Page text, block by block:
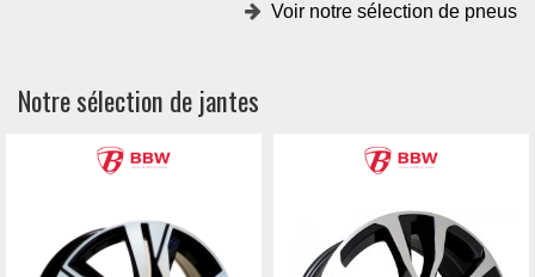
Voir notre sélection de pneus
Notre sélection de jantes